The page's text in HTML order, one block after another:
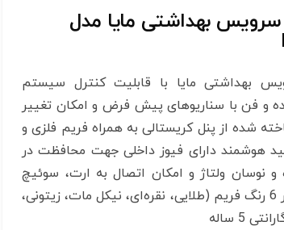
بهداشتی مایا مدل
بهداشتی مایا با قابلیت کنترل سیستم
و فن با سناریوهای پیش فرض و امکان تغییر
شده از پنل کریستالی به همراه فریم فلزی و
هوشمند دارای فیوز داخلی جهت محافظت در
و نوسان ولتاژ و امکان اتصال به ارت، سوئیچ
زنی الکترونیکی در 6 رنگ فریم (طلایی، نقره‌ای، نیکل مات، زیتونی،
5 ساله